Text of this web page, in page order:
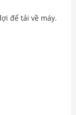
để tải về máy.